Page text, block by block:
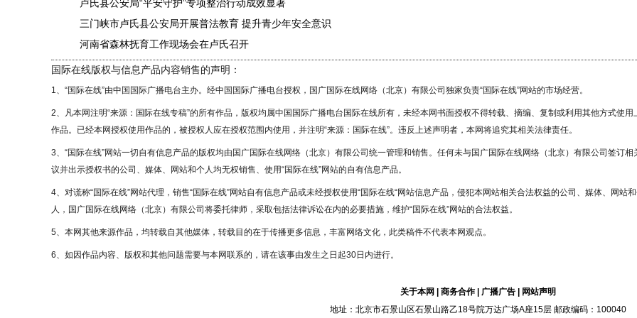
卢氏县公安局“平安守护”专项整治行动成效显著
三门峡市卢氏县公安局开展普法教育 提升青少年安全意识
河南省森林抚育工作现场会在卢氏召开
国际在线版权与信息产品内容销售的声明：
1、“国际在线”由中国国际广播电台主办。经中国国际广播电台授权，国广国际在线网络（北京）有限公司独家负责“国际在线”网站的市场经营。
2、凡本网注明“来源：国际在线专稿”的所有作品，版权均属中国国际广播电台国际在线所有，未经本网书面授权不得转载、摘编、复制或利用其他方式使用
作品。已经本网授权使用作品的，被授权人应在授权范围内使用，并注明“来源：国际在线”。违反上述声明者，本网将追究其相关法律责任。
3、“国际在线”网站一切自有信息产品的版权均由国广国际在线网络（北京）有限公司统一管理和销售。任何未与国广国际在线网络（北京）有限公司签订相
议并出示授权书的公司、媒体、网站和个人均无权销售、使用“国际在线”网站的自有信息产品。
4、对谎称“国际在线”网站代理，销售“国际在线”网站自有信息产品或未经授权使用“国际在线“网站信息产品，侵犯本网站相关合法权益的公司、媒体、网站
人，国广国际在线网络（北京）有限公司将委托律师，采取包括法律诉讼在内的必要措施，维护“国际在线”网站的合法权益。
5、本网其他来源作品，均转载自其他媒体，转载目的在于传播更多信息，丰富网络文化，此类稿件不代表本网观点。
6、如因作品内容、版权和其他问题需要与本网联系的，请在该事由发生之日起30日内进行。
关于本网 商务合作| 广播广告|
网站声明
地址：北京市石景山区石景山路乙18号院万达广场A座15层 邮政编码：100040